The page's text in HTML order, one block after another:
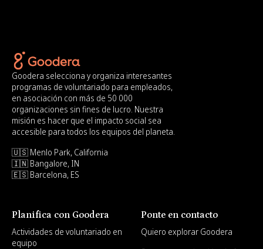
Goodera selecciona y organiza interesantes
programas de voluntariado para empleados,
en asociación con más de 50 000
organizaciones sin fines de lucro. Nuestra
misión es hacer que el impacto social sea
accesible para todos los equipos del planeta.
🇺🇸 Menlo Park, California
🇮🇳 Bangalore, IN
🇪🇸 Barcelona, ES
Planifica con Goodera
Actividades de voluntariado en
equipo
Ponte en contacto
Quiero explorar Goodera